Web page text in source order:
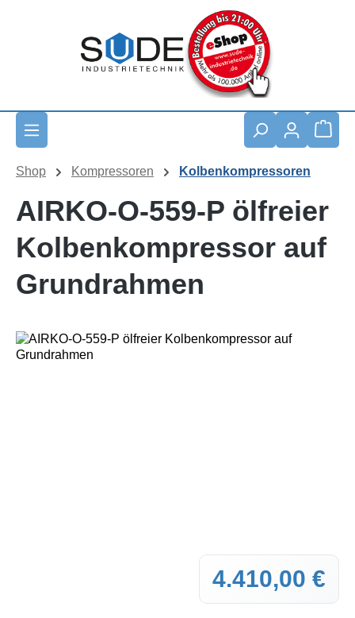
Shop Kompressoren Kolbenkompressoren
AIRKO-O-559-P ölfreier
Kolbenkompressor auf
Grundrahmen
Bildergalerie überspringen
4.410,00 €